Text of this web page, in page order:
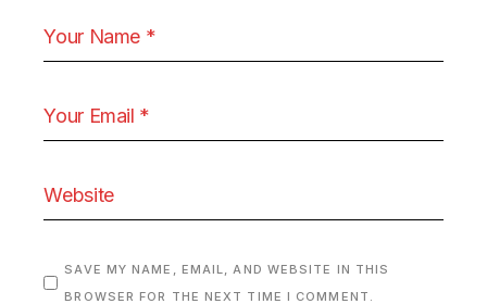
SAVE MY NAME, EMAIL, AND WEBSITE IN THIS
BROWSER FOR THE NEXT TIME I COMMENT.